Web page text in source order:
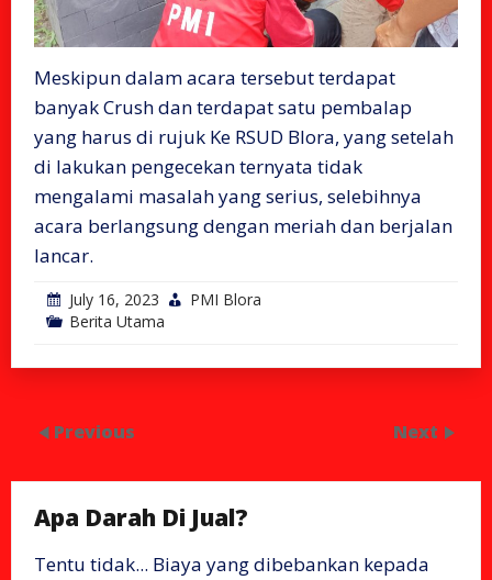
Meskipun dalam acara tersebut terdapat
banyak Crush dan terdapat satu pembalap
yang harus di rujuk Ke RSUD Blora, yang setelah
di lakukan pengecekan ternyata tidak
mengalami masalah yang serius, selebihnya
acara berlangsung dengan meriah dan berjalan
lancar.
July 16, 2023
PMI Blora
Berita Utama
Previous Next
Apa Darah Di Jual?
Tentu tidak... Biaya yang dibebankan kepada